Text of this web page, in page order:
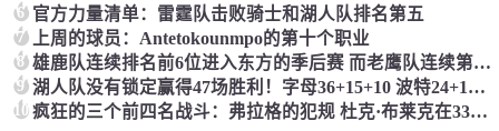
6 官方力量清单：雷霆队击败骑士和湖人队排名第五
7 上周的球员：Antetokounmpo的第十个职业
8 雄鹿队连续排名前6位进入东方的季后赛 而老鹰队连续第四年在季后赛中踢球
9 湖人队没有锁定赢得47场胜利！字母36+15+10 波特24+12+8 42胜利以锁定季后赛
10 疯狂的三个前四名战斗：弗拉格的犯规 杜克·布莱克在33秒的惊喜中出现了